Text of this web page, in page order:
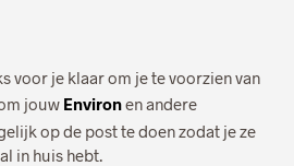
voor je klaar om je te voorzien van
jouw Environen andere
op de post te doen zodat je ze
in huis hebt.